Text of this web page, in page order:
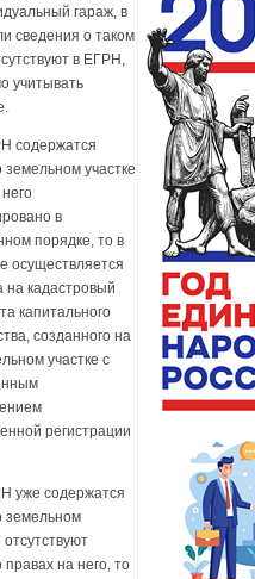
гараж, в
сведения о таком
в ЕГРН,
учитывать
содержатся
земельном участке
в
порядке, то в
осуществляется
на кадастровый
капитального
созданного на
участке с
регистрации
уже содержатся
земельном
отсутствуют
правах на него, то